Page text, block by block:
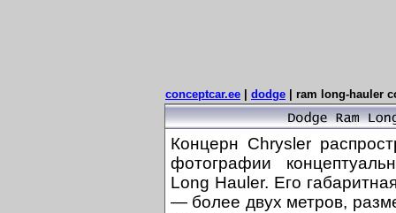
conceptcar.ee dodge ram long-hauler
Концерн Chrysler
фотографии
Long Hauler. Его
— более двух метров,